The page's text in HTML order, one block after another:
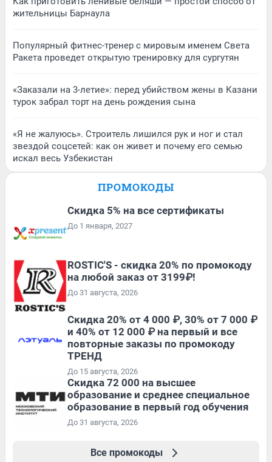
жительницы Барнаула
Популярный фитнес-тренер с мировым именем Света
Ракета проведет открытую тренировку для сургутян
«Заказали на 3-летие»: перед убийством жены в Казани
турок забрал торт на день рождения сына
«Я не жалуюсь». Строитель лишился рук и ног и стал
звездой соцсетей: как он живет и почему его семью
искал весь Узбекистан
ПРОМОКОДЫ
Скидка 5% на все сертификаты
До 1 января, 2027
ROSTIC'S - скидка 20% по промокоду
на любой заказ от 3199₽!
До 31 августа, 2026
Скидка 20% от 4 000 ₽, 30% от 7 000 ₽
и 40% от 12 000 ₽ на первый и все
повторные заказы по промокоду
ТРЕНД
До 15 августа, 2026
Скидка 72 000 на высшее
образование и среднее специальное
образование в первый год обучения
До 31 августа, 2026
Все промокоды